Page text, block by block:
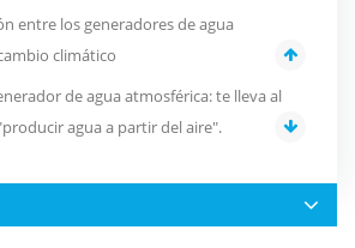
entre los generadores de agua
climático
de agua atmosférica: te lleva al
agua a partir del aire".